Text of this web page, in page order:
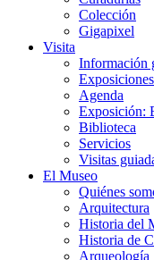
Colección
Gigapixel
Visita
Información
Exposiciones
Agenda
Exposición:
Biblioteca
Servicios
Visitas
El Museo
Quiénes
Arquitectura
Historia del
Historia de
Arqueología